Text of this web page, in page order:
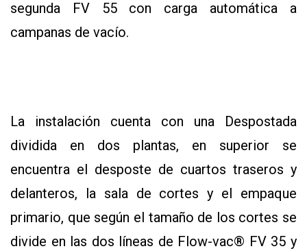
segunda FV 55 con carga automática a
campanas de vacío.
La instalación cuenta con una Despostada
dividida en dos plantas, en superior se
encuentra el desposte de cuartos traseros y
delanteros, la sala de cortes y el empaque
primario, que según el tamaño de los cortes se
divide en las dos líneas de Flow-vac® FV 35 y